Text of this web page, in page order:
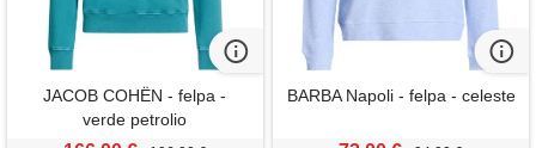
JACOB COHЁN - felpa -
verde petrolio
BARBA Napoli - felpa - celeste